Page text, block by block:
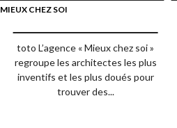
MIEUX CHEZ SOI
toto L’agence « Mieux chez soi »
regroupe les architectes les plus
inventifs et les plus doués pour
trouver des...